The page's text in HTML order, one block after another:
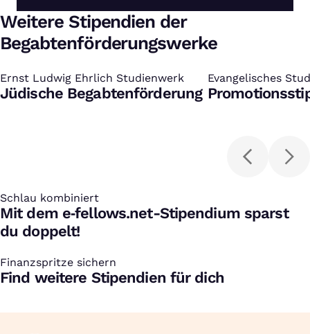
Weitere Stipendien der
Begabtenförderungswerke
Ernst Ludwig Ehrlich Studienwerk
:
Jüdische Begabtenförderung
Evangelisches
:
Schlau kombiniert
:
Mit dem e‑fellows.net-Stipendium sparst
du doppelt!
Finanzspritze sichern
:
Find weitere Stipendien für dich